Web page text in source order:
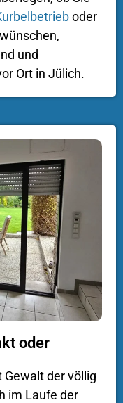
oder
und
Ort in Jülich.
oder
Gewalt der völlig
im Laufe der